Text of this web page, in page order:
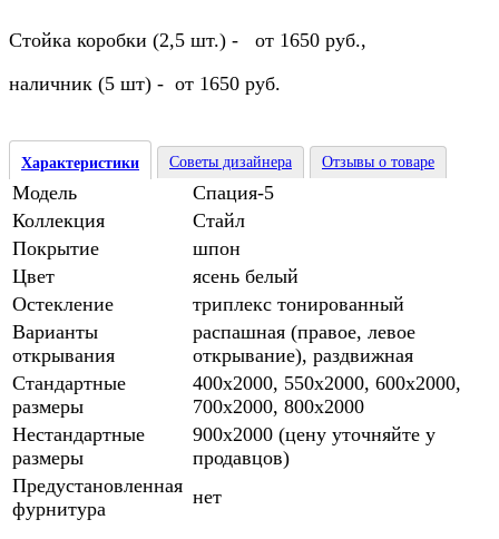
Стойка коробки (2,5 шт.) - от 1650 руб.,
наличник (5 шт) - от 1650 руб.
Характеристики Советы дизайнера Отзывы о товаре
Модель
Спация-5
Коллекция
Стайл
Покрытие
шпон
Цвет
ясень белый
Остекление
триплекс тонированный
Варианты
открывания
распашная (правое, левое
открывание), раздвижная
Стандартные
размеры
400х2000, 550х2000, 600х2000,
700х2000, 800х2000
Нестандартные
размеры
900х2000 (цену уточняйте у
продавцов)
Предустановленная
фурнитура
нет